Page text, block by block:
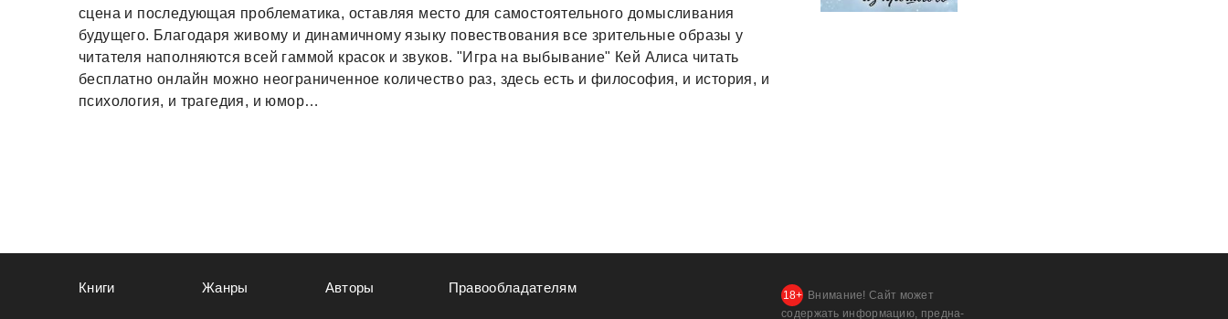
сцена и последующая проблематика, оставляя место для самостоятельного домысливания
будущего. Благодаря живому и динамичному языку повествования все зрительные образы у
читателя наполняются всей гаммой красок и звуков. "Игра на выбывание" Кей Алиса читать
бесплатно онлайн можно неограниченное количество раз, здесь есть и философия, и история, и
психология, и трагедия, и юмор…
Книги Жанры Авторы Правообладателям
Внимание! Сайт может
содержать информацию, предна­